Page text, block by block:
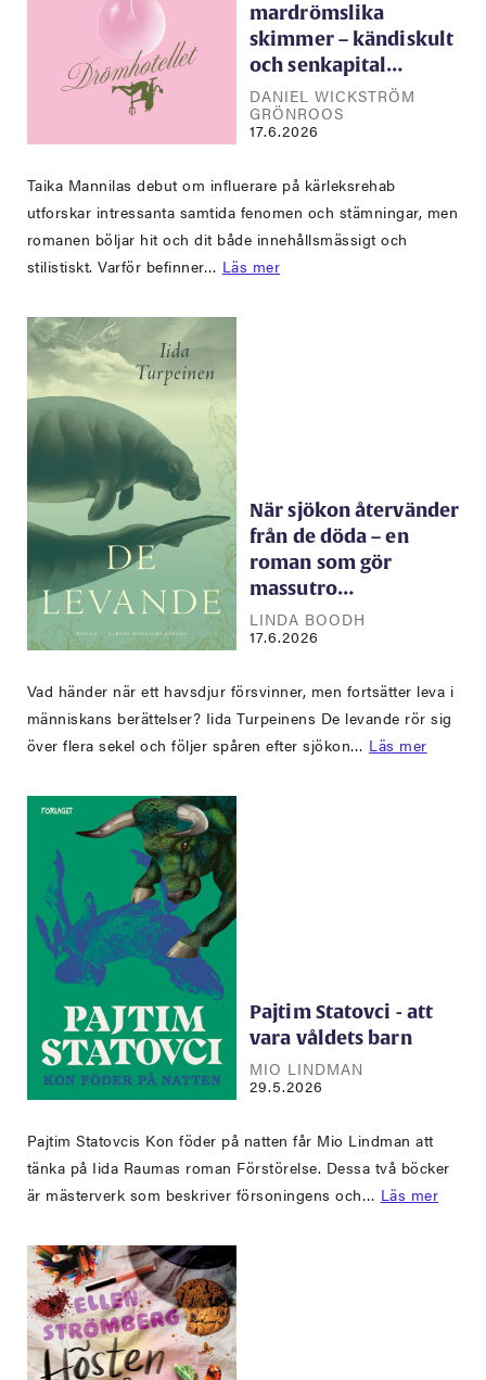
mardrömslika
skimmer – kändiskult
och senkapital…
DANIEL WICKSTRÖM
GRÖNROOS
17.6.2026
Taika Mannilas debut om influerare på kärleksrehab
utforskar intressanta samtida fenomen och stämningar, men
romanen böljar hit och dit både innehållsmässigt och
stilistiskt. Varför befinner… Läs mer
När sjökon återvänder
från de döda – en
roman som gör
massutro…
LINDA BOODH
17.6.2026
Vad händer när ett havsdjur försvinner, men fortsätter leva i
människans berättelser? Iida Turpeinens De levande rör sig
över flera sekel och följer spåren efter sjökon… Läs mer
Pajtim Statovci - att
vara våldets barn
MIO LINDMAN
29.5.2026
Pajtim Statovcis Kon föder på natten får Mio Lindman att
tänka på Iida Raumas roman Förstörelse. Dessa två böcker
är mästerverk som beskriver försoningens och… Läs mer